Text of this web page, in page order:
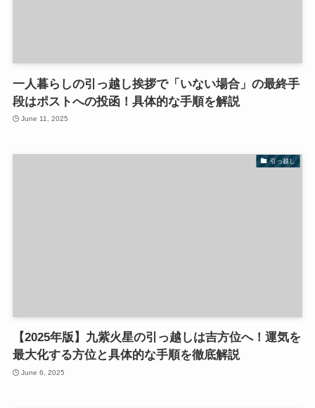
一人暮らしの引っ越し挨拶で「いない場合」の最終手
段はポストへの投函！具体的な手順を解説
June 11, 2025
引っ越し
【2025年版】九紫火星の引っ越しは吉方位へ！運気を
最大化する方位と具体的な手順を徹底解説
June 6, 2025